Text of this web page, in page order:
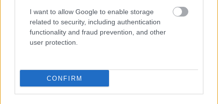
I want to allow Google to enable storage
related to security, including authentication
functionality and fraud prevention, and other
user protection.
CONFIRM
Beindult az őszibarackszezon,
szeptemberig élvezhetjük
HIRDETÉS